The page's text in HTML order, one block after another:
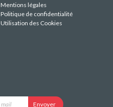
Mentions légales
Politique de confidentialité
Utilisation des Cookies